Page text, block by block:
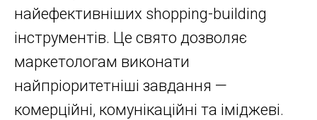
найефективніших shopping-building
інструментів. Це свято дозволяє
маркетологам виконати
найпріоритетніші завдання —
комерційні, комунікаційні та іміджеві.